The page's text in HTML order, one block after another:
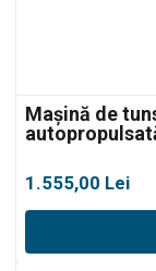
Mașină de
1.555,00 Lei